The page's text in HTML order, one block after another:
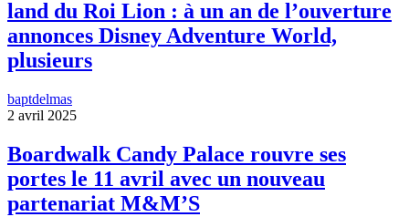
land du Roi Lion : à un an de l’ouverture
annonces Disney Adventure World,
plusieurs
baptdelmas
2 avril 2025
Boardwalk Candy Palace rouvre ses
portes le 11 avril avec un nouveau
partenariat M&M’S